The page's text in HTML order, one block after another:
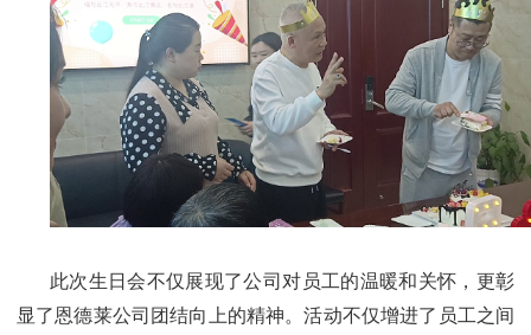
此次生日会不仅展现了公司对员工的温暖和关怀，更彰
显了恩德莱公司团结向上的精神。活动不仅增进了员工之间